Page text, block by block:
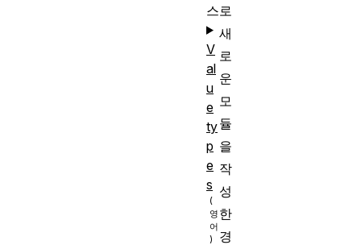
로
새
로
운
모
듈
을
작
성
한
경
스
V
al
u
e
ty
p
e
s